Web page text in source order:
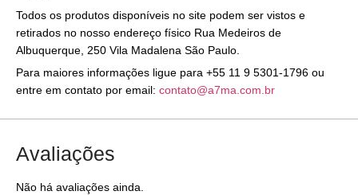
Todos os produtos disponíveis no site podem ser vistos e
retirados no nosso endereço físico Rua Medeiros de
Albuquerque, 250 Vila Madalena São Paulo.
Para maiores informações ligue para +55 11 9 5301-1796 ou
entre em contato por email: contato@a7ma.com.br
Avaliações
Não há avaliações ainda.